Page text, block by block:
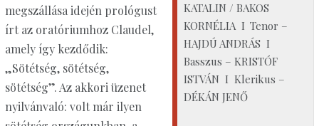
KATALIN / BAKOS
KORNÉLIA I Tenor –
HAJDÚ ANDRÁS I
Basszus – KRISTÓF
ISTVÁN I Klerikus –
DÉKÁN JENŐ
megszállása idején prológust
írt az oratóriumhoz Claudel,
amely így kezdődik:
„Sötétség, sötétség,
sötétség”. Az akkori üzenet
nyilvánvaló: volt már ilyen